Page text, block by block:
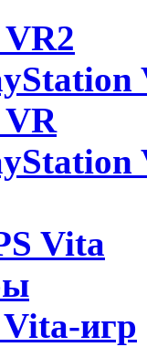
Vita
игр